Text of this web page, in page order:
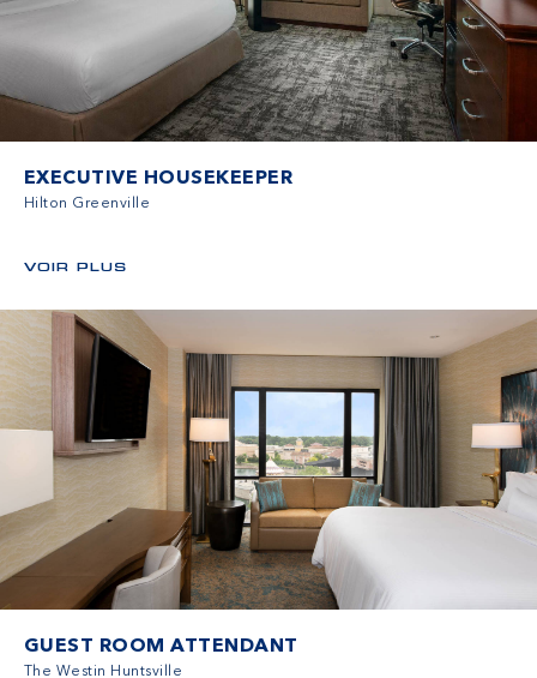
EXECUTIVE HOUSEKEEPER
Hilton Greenville
VOIR PLUS
GUEST ROOM ATTENDANT
The Westin Huntsville